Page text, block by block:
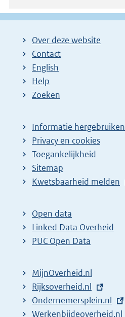
Over deze website
Contact
English
Help
Zoeken
Informatie hergebruiken
Privacy en cookies
Toegankelijkheid
Sitemap
E
t
e
r
l
i
n
Kwetsbaarheid melden
Open data
Linked Data Overheid
PUC Open Data
MijnOverheid.nl
E
x
t
Rijksoverheid.nl
E
x
Ondernemersplein.nl
E
Werkenbijdeoverheid.nl